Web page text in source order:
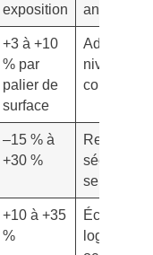
exposition
anti-
+3 à +10
% par
palier de
surface
Adapter le
niveau de
contenu
–15 % à
+30 %
Renforcer
sécurité si
sensible
+10 à +35
%
Éco-
logement